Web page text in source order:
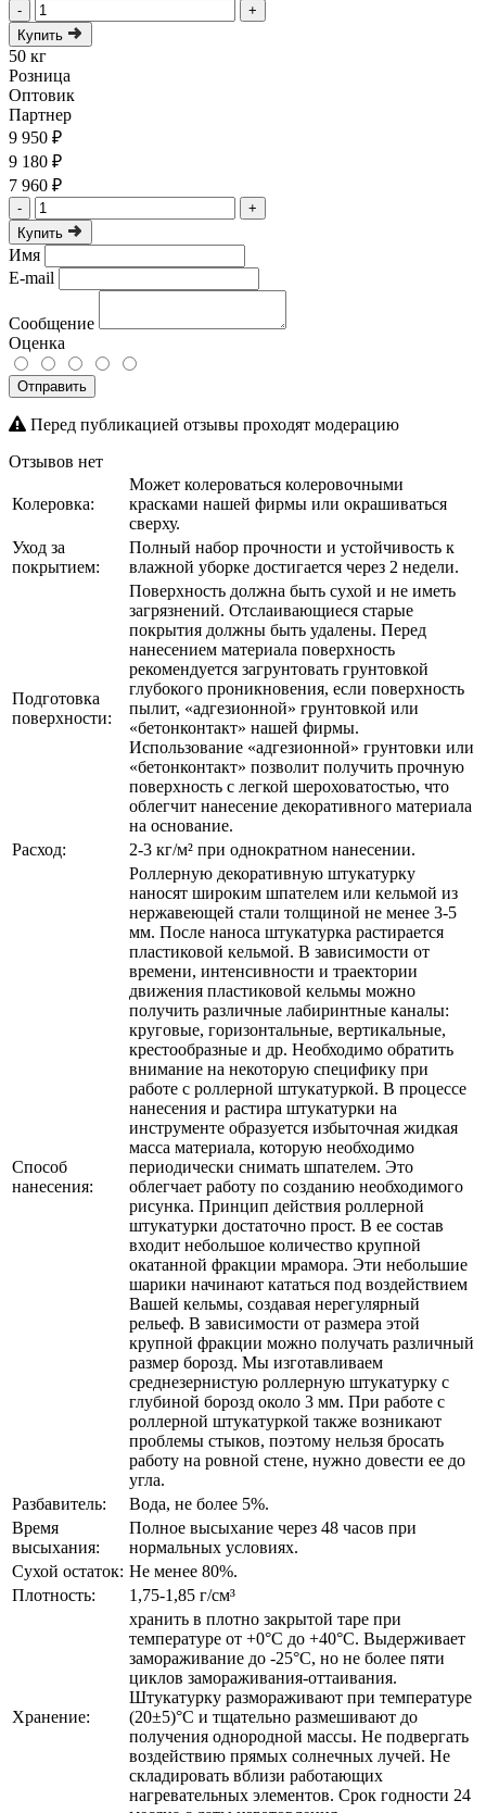
-
+
Купить
50 кг
Розница
Оптовик
Партнер
9 950 ₽
9 180 ₽
7 960 ₽
-
+
Купить
Имя
E-mail
Сообщение
Оценка
Отправить
Перед публикацией отзывы проходят модерацию
Отзывов нет
Колеровка:
Может колероваться колеровочными
красками нашей фирмы или окрашиваться
сверху.
Уход за
покрытием:
Полный набор прочности и устойчивость к
влажной уборке достигается через 2 недели.
Подготовка
поверхности:
Поверхность должна быть сухой и не иметь
загрязнений. Отслаивающиеся старые
покрытия должны быть удалены. Перед
нанесением материала поверхность
рекомендуется загрунтовать грунтовкой
глубокого проникновения, если поверхность
пылит, «адгезионной» грунтовкой или
«бетонконтакт» нашей фирмы.
Использование «адгезионной» грунтовки или
«бетонконтакт» позволит получить прочную
поверхность с легкой шероховатостью, что
облегчит нанесение декоративного материала
на основание.
Расход:
2-3 кг/м² при однократном нанесении.
Способ
нанесения:
Роллерную декоративную штукатурку
наносят широким шпателем или кельмой из
нержавеющей стали толщиной не менее 3-5
мм. После наноса штукатурка растирается
пластиковой кельмой. В зависимости от
времени, интенсивности и траектории
движения пластиковой кельмы можно
получить различные лабиринтные каналы:
круговые, горизонтальные, вертикальные,
крестообразные и др. Необходимо обратить
внимание на некоторую специфику при
работе с роллерной штукатуркой. В процессе
нанесения и растира штукатурки на
инструменте образуется избыточная жидкая
масса материала, которую необходимо
периодически снимать шпателем. Это
облегчает работу по созданию необходимого
рисунка. Принцип действия роллерной
штукатурки достаточно прост. В ее состав
входит небольшое количество крупной
окатанной фракции мрамора. Эти небольшие
шарики начинают кататься под воздействием
Вашей кельмы, создавая нерегулярный
рельеф. В зависимости от размера этой
крупной фракции можно получать различный
размер борозд. Мы изготавливаем
среднезернистую роллерную штукатурку с
глубиной борозд около 3 мм. При работе с
роллерной штукатуркой также возникают
проблемы стыков, поэтому нельзя бросать
работу на ровной стене, нужно довести ее до
угла.
Разбавитель:
Вода, не более 5%.
Время
высыхания:
Полное высыхание через 48 часов при
нормальных условиях.
Сухой остаток: Не менее 80%.
Плотность:
1,75-1,85 г/см³
Хранение:
хранить в плотно закрытой таре при
температуре от +0°С до +40°С. Выдерживает
замораживание до -25°С, но не более пяти
циклов замораживания-оттаивания.
Штукатурку размораживают при температуре
(20±5)°С и тщательно размешивают до
получения однородной массы. Не подвергать
воздействию прямых солнечных лучей. Не
складировать вблизи работающих
нагревательных элементов. Срок годности 24